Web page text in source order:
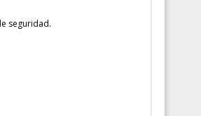
seguridad.